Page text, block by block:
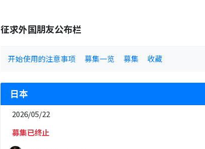
征求外国朋友公布栏
开始使用的注意事项 募集一览 募集 收藏
日本
2026/05/22
募集已终止